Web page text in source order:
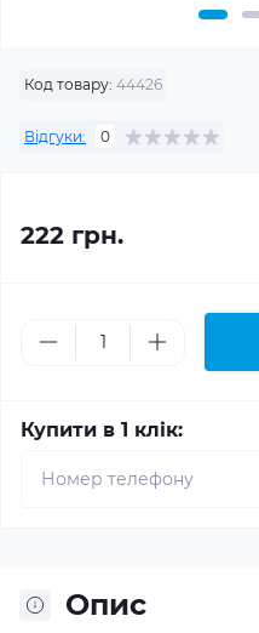
Код товару: 44426
Відгуки: 0
222 грн.
Купити в 1 клік:
Опис